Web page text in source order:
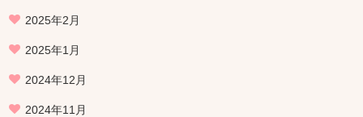
2025年2月
2025年1月
2024年12月
2024年11月